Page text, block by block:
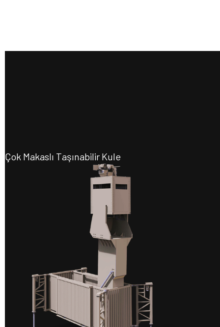
Çok Makaslı Taşınabilir Kule